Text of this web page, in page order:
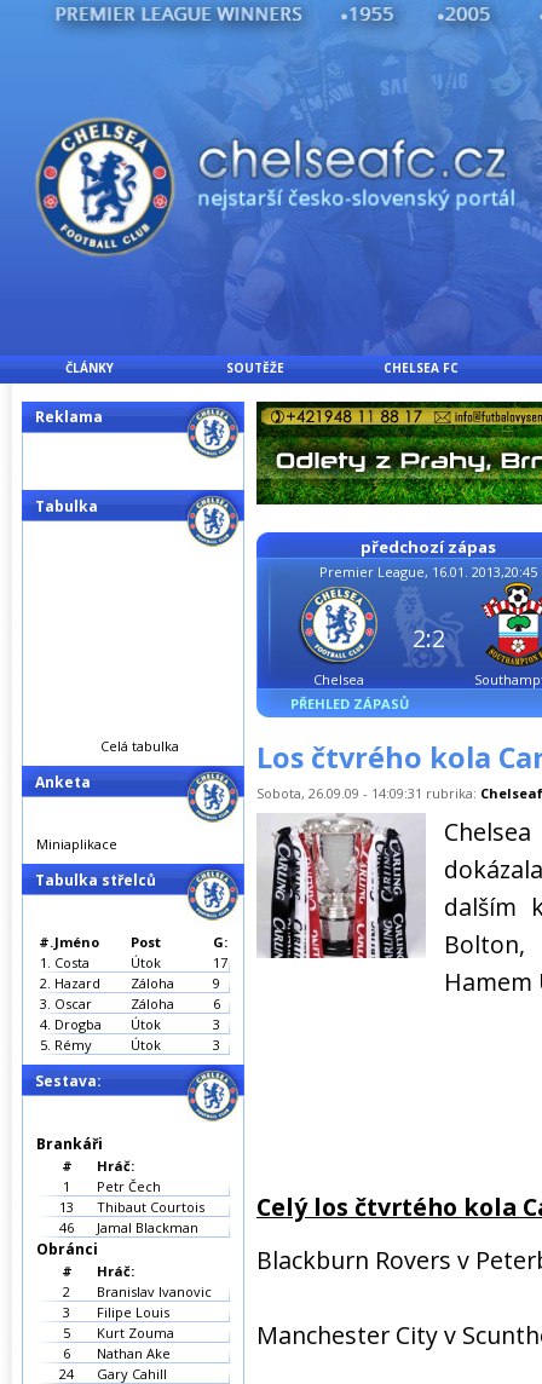
ČLÁNKY SOUTĚŽE CHELSEA FC
předchozí zápas
Premier League, 16.01. 2013,20:45
Chelsea
2:2
PŘEHLED ZÁPASŮ
Los čtvrého kola
Sobota, 26.09.09 - 14:09:31 rubrika:
dalším
Hamem
Celý los čtvrtého kola
Blackburn Rovers v
Manchester City v
Reklama
Tabulka
Celá tabulka
Anketa
Miniaplikace
Tabulka střelců
#.Jméno Post
G:
1. Costa Útok
17
2. Hazard Záloha
9
3. Oscar Záloha
6
4. Drogba Útok
3
5. Rémy Útok 3
Sestava:
Brankáři
#
Hráč:
1
Petr Čech
13
Thibaut Courtois
46
Jamal Blackman
Obránci
#
Hráč:
2
Branislav Ivanovic
3
Filipe Louis
5
Kurt Zouma
6
Nathan Ake
24
Gary Cahill